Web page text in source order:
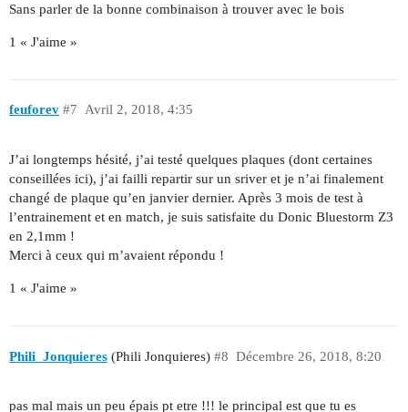
Sans parler de la bonne combinaison à trouver avec le bois
1 « J'aime »
feuforev Avril 2, 2018, 4:35
#7
J’ai longtemps hésité, j’ai testé quelques plaques (dont certaines
conseillées ici), j’ai failli repartir sur un sriver et je n’ai finalement
changé de plaque qu’en janvier dernier. Après 3 mois de test à
l’entrainement et en match, je suis satisfaite du Donic Bluestorm Z3
en 2,1mm !
Merci à ceux qui m’avaient répondu !
1 « J'aime »
Phili_Jonquieres (Phili Jonquieres) Décembre 26, 2018, 8:20
#8
pas mal mais un peu épais pt etre !!! le principal est que tu es